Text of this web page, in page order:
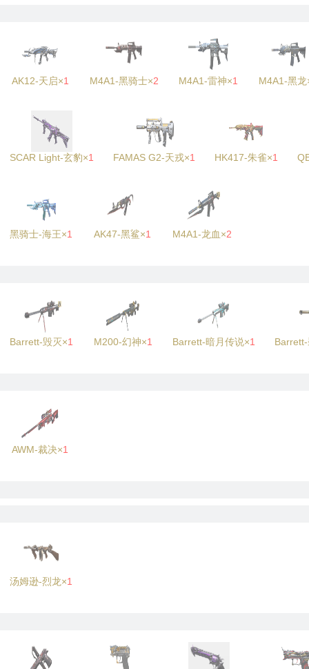
AK12-天启×1 M4A1-黑骑士×2 M4A1-雷神×1 M4A1-黑龙
SCAR Light-玄豹×1 FAMAS G2-天戎×1 HK417-朱雀×1
黑骑士-海王×1 AK47-黑鲨×1 M4A1-龙血×2
Barrett-毁灭×1 M200-幻神×1 Barrett-暗月传说×1
AWM-裁决×1
汤姆逊-烈龙×1